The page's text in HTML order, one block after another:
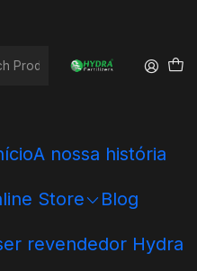
A nossa história
Store Blog
revendedor Hydra
independently.